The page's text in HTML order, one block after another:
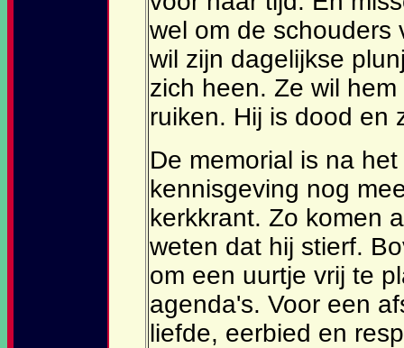
wel om de schouders
wil zijn dagelijkse
zich heen. Ze wil
ruiken. Hij is dood en
De memorial is na
kennisgeving nog
kerkkrant. Zo komen
weten dat hij stierf.
om een uurtje vrij te
agenda's. Voor een
liefde, eerbied en